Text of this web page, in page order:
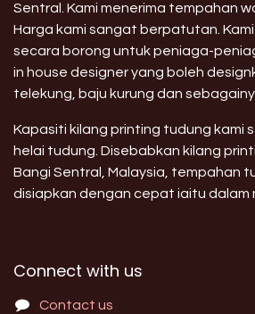
Sentral. Kami menerima tempahan
Harga kami sangat berpatutan. Kami
secara borong untuk peniaga-
in house designer yang boleh
telekung, baju kurung dan
Kapasiti kilang printing tudung kami
helai tudung. Disebabkan kilang
Bangi Sentral, Malaysia, tempahan
disiapkan dengan cepat iaitu dalam
Connect with us
Contact us